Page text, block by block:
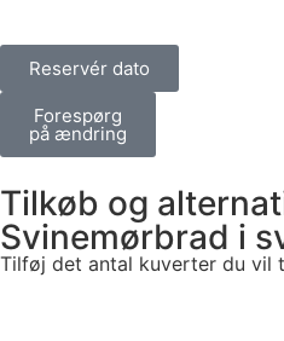
Reservér dato
Forespørg
på ændring
Tilkøb og
Svinemørbrad i
Tilføj det antal kuverter du vil